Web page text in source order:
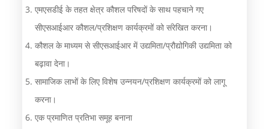
एमएसडीई के तहत क्षेत्र कौशल परिषदों के साथ पहचाने गए
सीएसआईआर कौशल/प्रशिक्षण कार्यक्रमों को संरेखित करना।
कौशल के माध्यम से सीएसआईआर में उद्यमिता/प्रौद्योगिकी उद्यमिता को
बढ़ावा देना।
सामाजिक लाभों के लिए विशेष उन्नयन/प्रशिक्षण कार्यक्रमों को लागू
करना।
एक प्रमाणित प्रतिभा समूह बनाना